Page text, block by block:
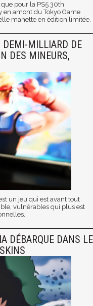
pour la PS5 30th
en amont du Tokyo Game
manette en édition limitée.
DEMI-MILLIARD DE
DES MINEURS,
un jeu qui est avant tout
vulnérables qui plus est
DÉBARQUE DANS LE